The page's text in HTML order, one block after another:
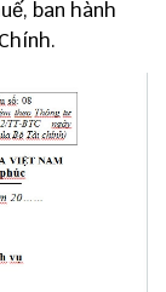
ban hành